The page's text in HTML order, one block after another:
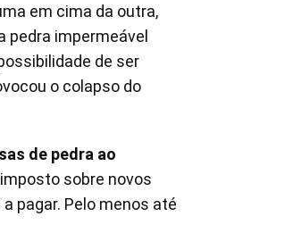
em cima da outra,
pedra impermeável
de ser
o colapso do
de pedra ao
sobre novos
pagar. Pelo menos até